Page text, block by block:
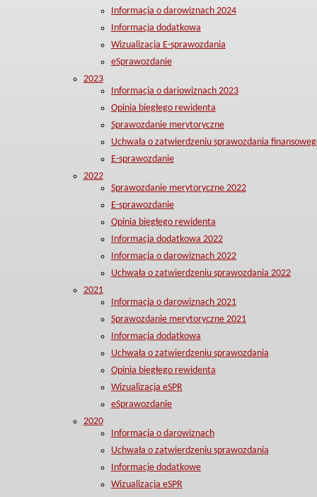
Informacja o darowiznach 2024
Informacja dodatkowa
Wizualizacja E-sprawozdania
eSprawozdanie
2023
Informacja o dariowiznach 2023
Opinia biegłego rewidenta
Sprawozdanie merytoryczne
Uchwała o zatwierdzeniu sprawozdania
E-sprawozdanie
2022
Sprawozdanie merytoryczne 2022
E-sprawozdanie
Opinia biegłego rewidenta
Informacja dodatkowa 2022
Informacja o darowiznach 2022
Uchwała o zatwierdzeniu sprawozdania 2022
2021
Informacja o darowiznach 2021
Sprawozdanie merytoryczne 2021
Informacja dodatkowa
Uchwała o zatwierdzeniu sprawozdania
Opinia biegłego rewidenta
Wizualizacja eSPR
eSprawozdanie
2020
Informacja o darowiznach
Uchwała o zatwierdzeniu sprawozdania
Informacje dodatkowe
Wizualizacja eSPR